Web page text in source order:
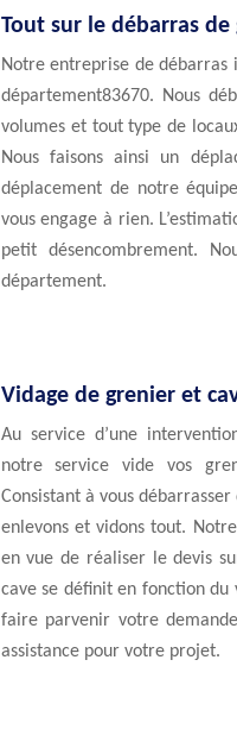
Tout sur le débarras
Notre entreprise de débarras
département83670. Nous
volumes et tout type de
Nous faisons ainsi un
déplacement de notre
vous engage à rien.
petit désencombrement.
département.
Vidage de grenier et
Au service d’une
notre service vide vos
Consistant à vous
enlevons et vidons tout.
en vue de réaliser le devis
cave se définit en fonction du
faire parvenir votre
assistance pour votre projet.